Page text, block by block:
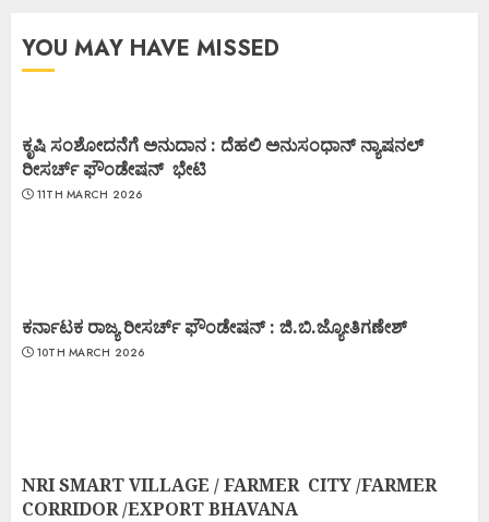
YOU MAY HAVE MISSED
ಕೃಷಿ ಸಂಶೋದನೆಗೆ ಅನುದಾನ : ದೆಹಲಿ ಅನುಸಂಧಾನ್ ನ್ಯಾಷನಲ್
ರೀಸರ್ಚ್ ಫೌಂಡೇಷನ್ ಭೇಟಿ
11TH MARCH 2026
ಕರ್ನಾಟಕ ರಾಜ್ಯ ರೀಸರ್ಚ್ ಫೌಂಡೇಷನ್ : ಜಿ.ಬಿ.ಜ್ಯೋತಿಗಣೇಶ್
10TH MARCH 2026
NRI SMART VILLAGE / FARMER CITY /FARMER
CORRIDOR /EXPORT BHAVANA